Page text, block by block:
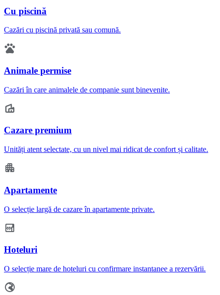
Cu piscină
Cazări cu piscină privată sau comună.
Animale permise
Cazări în care animalele de companie sunt binevenite.
Cazare premium
Unități atent selectate, cu un nivel mai ridicat de confort și calitate.
Apartamente
O selecție largă de cazare în apartamente private.
Hoteluri
O selecție mare de hoteluri cu confirmare instantanee a rezervării.